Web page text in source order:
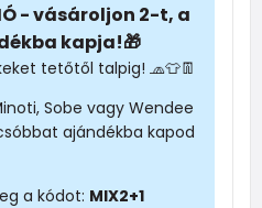
- vásároljon 2-t, a
kapja!🎁
tetőtől talpig! 🧢👕👖
Sobe vagy Wendee
ajándékba kapod
a kódot: MIX2+1